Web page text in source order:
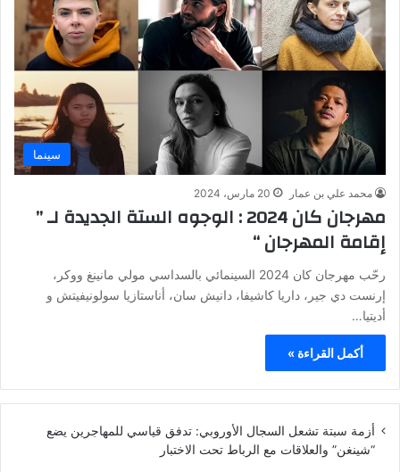
سينما
محمد علي بن عمار 20 مارس، 2024
مهرجان كان 2024 : الوجوه الستة الجديدة لـ ”
إقامة المهرجان “
رحّب مهرجان كان 2024 السينمائي بالسداسي مولي مانينغ ووكر،
إرنست دي جير، داريا كاشيفا، دانيش سان، أناستازيا سولونيفيتش و
أديتيا…
أكمل القراءة »
أزمة سبتة تشعل السجال الأوروبي: تدفق قياسي للمهاجرين يضع
“شينغن” والعلاقات مع الرباط تحت الاختبار